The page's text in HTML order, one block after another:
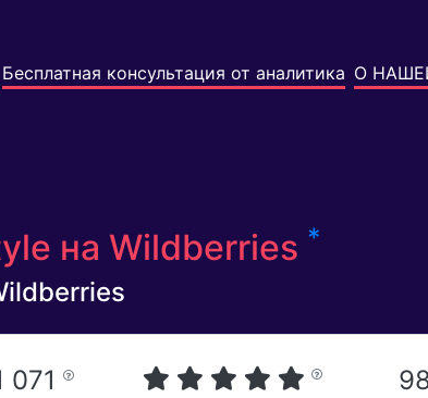
Бесплатная консультация от аналитика О
на Wildberries *
071